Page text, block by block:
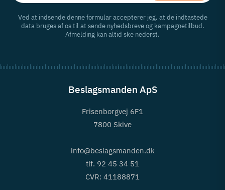
Ved at indsende denne formular accepterer jeg, at de indtastede
data bruges af os til at sende nyhedsbreve og kampagnetilbud.
Afmelding kan altid ske nederst.
Beslagsmanden ApS
Frisenborgvej 6F1
7800 Skive
info@beslagsmanden.dk
tlf. 92 45 34 51
CVR: 41188871